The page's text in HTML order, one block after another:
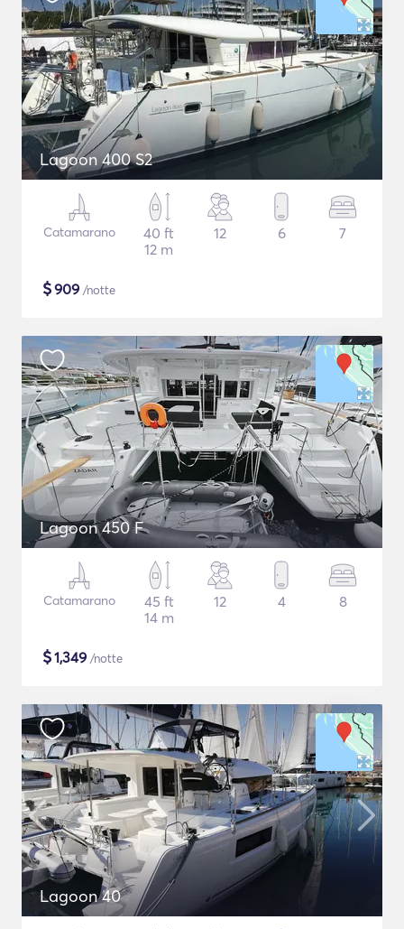
Lagoon 400 S2
Catamarano
40 ft
12 m
12 6 7
$909 /notte
Lagoon 450 F
Catamarano
45 ft
14 m
12 4 8
$1,349 /notte
Lagoon 40